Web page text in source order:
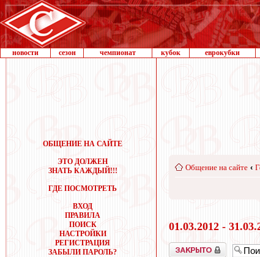
новости сезон чемпионат кубок еврокубки
ОБЩЕНИЕ НА САЙТЕ
ЭТО ДОЛЖЕН
ЗНАТЬ КАЖДЫЙ!!!
ГДЕ ПОСМОТРЕТЬ
ВХОД
ПРАВИЛА
ПОИСК
НАСТРОЙКИ
РЕГИСТРАЦИЯ
ЗАБЫЛИ ПАРОЛЬ?
Общение на сайте ‹
01.03.2012 -
Закрыто